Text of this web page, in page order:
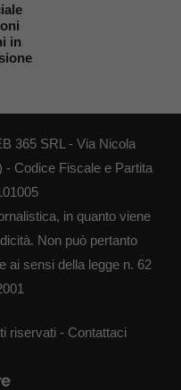
in
365 SRL - Via Nicola
Codice Fiscale e Partita
in quanto viene
Non può pertanto
ai sensi della legge n. 62
riservati - Contattaci